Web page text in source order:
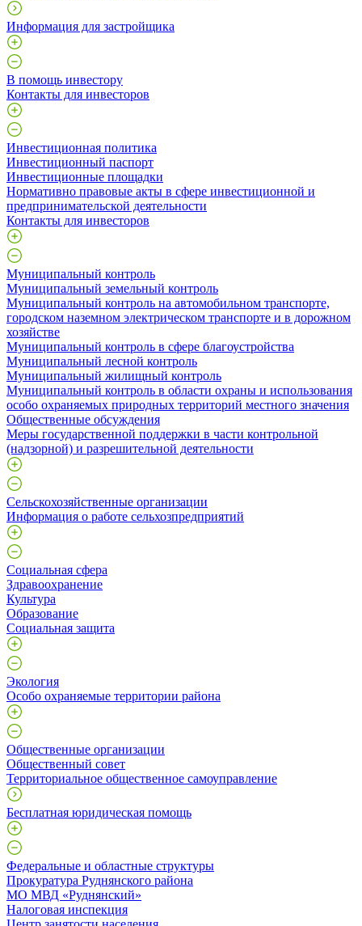
Информация для застройщика
В помощь инвестору
Контакты для инвесторов
Инвестиционная политика
Инвестиционный паспорт
Инвестиционные площадки
Нормативно правовые акты в сфере инвестиционной и
предпринимательской деятельности
Контакты для инвесторов
Муниципальный контроль
Муниципальный земельный контроль
Муниципальный контроль на автомобильном транспорте,
городском наземном электрическом транспорте и в дорожном
хозяйстве
Муниципальный контроль в сфере благоустройства
Муниципальный лесной контроль
Муниципальный жилищный контроль
Муниципальный контроль в области охраны и использования
особо охраняемых природных территорий местного значения
Общественные обсуждения
Меры государственной поддержки в части контрольной
(надзорной) и разрешительной деятельности
Сельскохозяйственные организации
Информация о работе сельхозпредприятий
Социальная сфера
Здравоохранение
Культура
Образование
Социальная защита
Экология
Особо охраняемые территории района
Общественные организации
Общественный совет
Территориальное общественное самоуправление
Бесплатная юридическая помощь
Федеральные и областные структуры
Прокуратура Руднянского района
МО МВД «Руднянский»
Налоговая инспекция